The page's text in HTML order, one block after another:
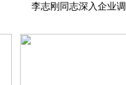
李志刚同志深入企业